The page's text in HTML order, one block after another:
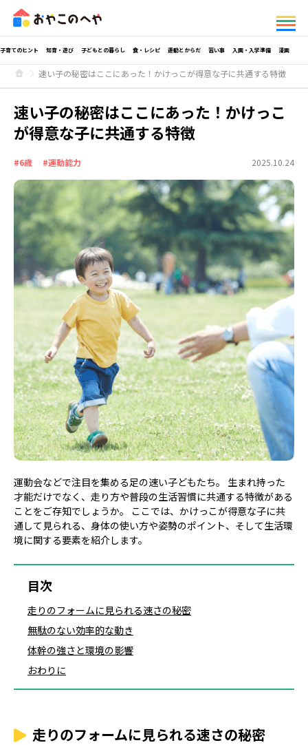
子育てのヒント 知育・遊び 子どもとの暮らし 食・レシピ 運動とからだ 習い事 入園・入学準備 漫画
速い子の秘密はここにあった！かけっこが得意な子に共通する特徴
速い子の秘密はここにあった！かけっこ
が得意な子に共通する特徴
#6歳 #運動能力 2025.10.24
運動会などで注目を集める足の速い子どもたち。 生まれ持った
才能だけでなく、走り方や普段の生活習慣に共通する特徴がある
ことをご存知でしょうか。 ここでは、かけっこが得意な子に共
通して見られる、身体の使い方や姿勢のポイント、そして生活環
境に関する要素を紹介します。
目次
走りのフォームに見られる速さの秘密
無駄のない効率的な動き
体幹の強さと環境の影響
おわりに
走りのフォームに見られる速さの秘密